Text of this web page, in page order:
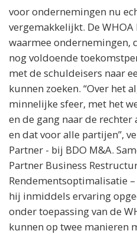
voor ondernemingen nu
vergemakkelijkt. De
waarmee ondernemingen,
nog voldoende
met de schuldeisers naar
kunnen zoeken. “Over het
minnelijke sfeer, met het
en de gang naar de
en dat voor alle partijen”,
Partner - bij BDO M&A.
Partner Business
Rendementsoptimalisatie
hij inmiddels ervaring
onder toepassing van de
kunnen op twee manieren